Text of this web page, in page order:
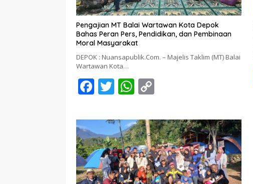
Pengajian MT Balai Wartawan Kota Depok
Bahas Peran Pers, Pendidikan, dan Pembinaan
Moral Masyarakat
DEPOK : Nuansapublik.Com. – Majelis Taklim (MT) Balai
Wartawan Kota…
F
e
b
o
o
T
itt
er
W
at
s
A
p
p
y
Li
n